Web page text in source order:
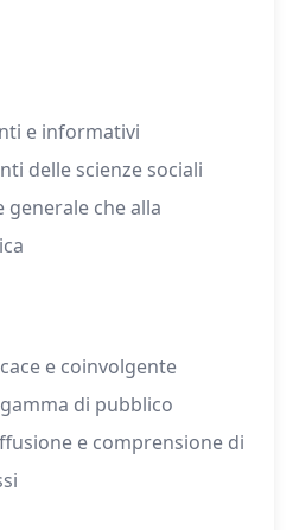
e informativi
delle scienze sociali
generale che alla
e coinvolgente
di pubblico
e comprensione di